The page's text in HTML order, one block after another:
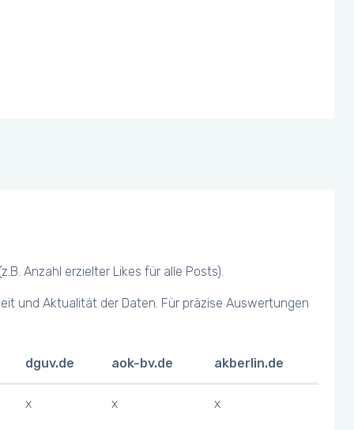
Anzahl erzielter Likes für alle Posts).
und Aktualität der Daten. Für präzise Auswertungen
dguv.de aok-bv.de akberlin.de
x x x